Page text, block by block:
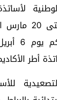
الإضراب
أطر